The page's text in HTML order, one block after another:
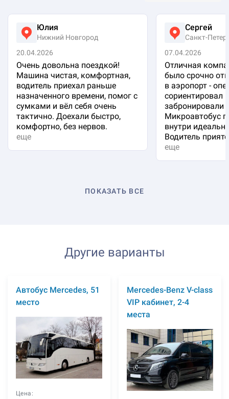
Юлия
Нижний Новгород
20.04.2026
Очень довольна поездкой!
Машина чистая, комфортная,
водитель приехал раньше
назначенного времени, помог с
сумками и вёл себя очень
тактично. Доехали быстро,
комфортно, без нервов.
еще
Сергей
Санкт-
07.04.2026
Отличная
было срочно
в аэропорт -
сориентировал и
забронировали
Микроавтобус
внутри
Водитель
еще
ПОКАЗАТЬ ВСЕ
Другие варианты
Автобус Mercedes, 51
место
Цена:
Mercedes-Benz V-class
VIP кабинет, 2-4
места